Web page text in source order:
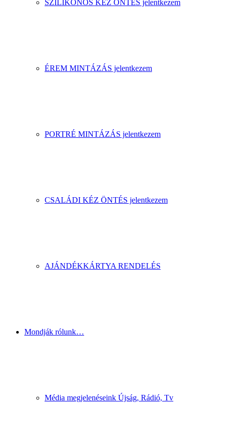
SZILIKONOS KÉZ ÖNTÉS jelentkezem
ÉREM MINTÁZÁS jelentkezem
PORTRÉ MINTÁZÁS jelentkezem
CSALÁDI KÉZ ÖNTÉS jelentkezem
AJÁNDÉKKÁRTYA RENDELÉS
Mondják rólunk…
Média megjelenéseink Újság, Rádió, Tv